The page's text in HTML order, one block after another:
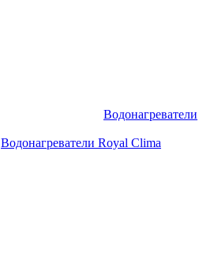
Водонагреватели
Водонагреватели Royal Clima